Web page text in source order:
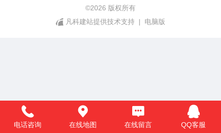
©2026 版权所有
凡科建站提供技术支持
| 电脑版
电话咨询 在线地图 在线留言 QQ客服